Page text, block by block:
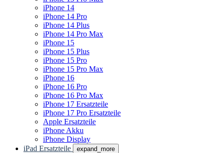
iPhone 14
iPhone 14 Pro
iPhone 14 Plus
iPhone 14 Pro Max
iPhone 15
iPhone 15 Plus
iPhone 15 Pro
iPhone 15 Pro Max
iPhone 16
iPhone 16 Pro
iPhone 16 Pro Max
iPhone 17 Ersatzteile
iPhone 17 Pro Ersatzteile
Apple Ersatzteile
iPhone Akku
iPhone Display
iPad Ersatzteile
expand_more